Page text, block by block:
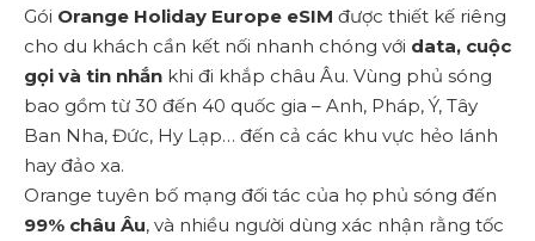
Gói Orange Holiday Europe eSIM được thiết kế riêng
cho du khách cần kết nối nhanh chóng với data, cuộc
gọi và tin nhắn khi đi khắp châu Âu. Vùng phủ sóng
bao gồm từ 30 đến 40 quốc gia – Anh, Pháp, Ý, Tây
Ban Nha, Đức, Hy Lạp… đến cả các khu vực hẻo lánh
hay đảo xa.
Orange tuyên bố mạng đối tác của họ phủ sóng đến
99% châu Âu, và nhiều người dùng xác nhận rằng tốc